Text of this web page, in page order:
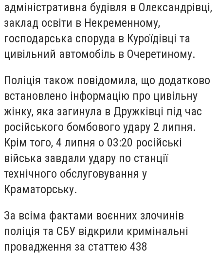
адміністративна будівля в Олександрівці,
заклад освіти в Некременному,
господарська споруда в Куроїдівці та
цивільний автомобіль в Очеретиному.
Поліція також повідомила, що додатково
встановлено інформацію про цивільну
жінку, яка загинула в Дружківці під час
російського бомбового удару 2 липня.
Крім того, 4 липня о 03:20 російські
війська завдали удару по станції
технічного обслуговування у
Краматорську.
За всіма фактами воєнних злочинів
поліція та СБУ відкрили кримінальні
провадження за статтею 438